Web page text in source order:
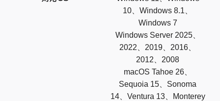
10、Windows 8.1、
Windows 7
Windows Server 2025、
2022、2019、2016、
2012、2008
macOS Tahoe 26、
Sequoia 15、Sonoma
14、Ventura 13、Monterey